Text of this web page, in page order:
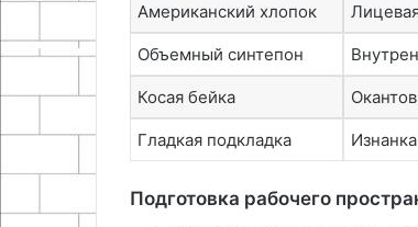
Американский хлопок
Объемный синтепон
Косая бейка
Гладкая подкладка
Подготовка рабочего